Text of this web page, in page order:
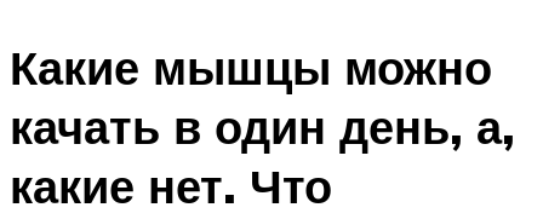
Какие мышцы можно
качать в один день, а,
какие нет. Что